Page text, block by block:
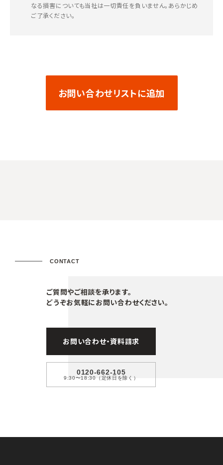
なる損害についても当社は一切責任を負いません。あらかじめ
ご了承ください。
お問い合わせリストに追加
CONTACT
ご質問やご相談を承ります。
どうぞお気軽にお問い合わせください。
お問い合わせ・資料請求
0120-662-105
9:30〜18:30（定休日を除く）